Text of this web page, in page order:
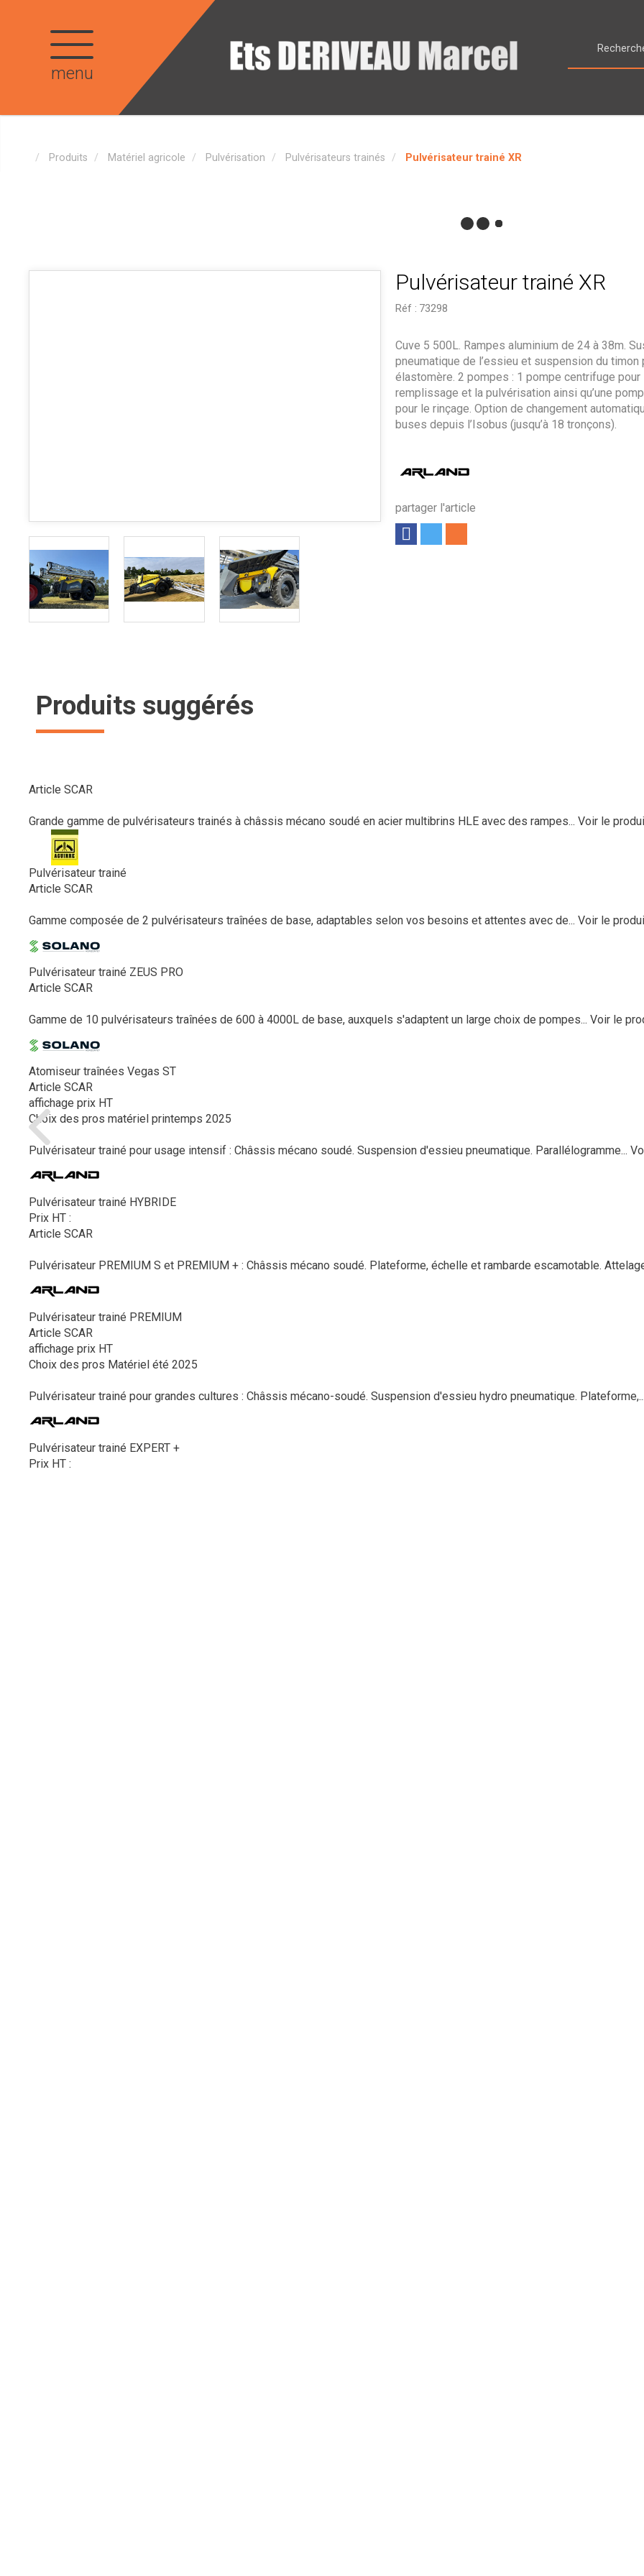
menu
Produits Matériel agricole Pulvérisation Pulvérisateurs trainés Pulvérisateur trainé XR
Pulvérisateur trainé XR
Réf : 73298
partager l'article
Cuve 5 500L. Rampes aluminium de 24 à 38m.
pneumatique de l’essieu et suspension du timon
élastomère. 2 pompes : 1 pompe centrifuge pour
remplissage et la pulvérisation ainsi qu’une
pour le rinçage. Option de changement
buses depuis l’Isobus (jusqu’à 18 tronçons).
Produits suggérés
Article SCAR
Grande gamme de pulvérisateurs trainés à châssis mécano soudé en acier multibrins HLE avec des rampes... Voir le
Pulvérisateur trainé
Article SCAR
Gamme composée de 2 pulvérisateurs traînées de base, adaptables selon vos besoins et attentes avec de... Voir le
Pulvérisateur trainé ZEUS PRO
Article SCAR
Gamme de 10 pulvérisateurs traînées de 600 à 4000L de base, auxquels s'adaptent un large choix de pompes... Voir le
Atomiseur traînées Vegas ST
Article SCAR
affichage prix HT
Choix des pros matériel printemps 2025
Pulvérisateur trainé pour usage intensif : Châssis mécano soudé. Suspension d'essieu pneumatique. Parallélogramme...
Pulvérisateur trainé HYBRIDE
Prix HT :
Article SCAR
Pulvérisateur PREMIUM S et PREMIUM + : Châssis mécano soudé. Plateforme, échelle et rambarde escamotable.
Pulvérisateur trainé PREMIUM
Article SCAR
affichage prix HT
Choix des pros Matériel été 2025
Pulvérisateur trainé pour grandes cultures : Châssis mécano-soudé. Suspension d'essieu hydro pneumatique.
Pulvérisateur trainé EXPERT +
Prix HT :